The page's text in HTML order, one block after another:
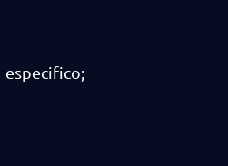
especifico;